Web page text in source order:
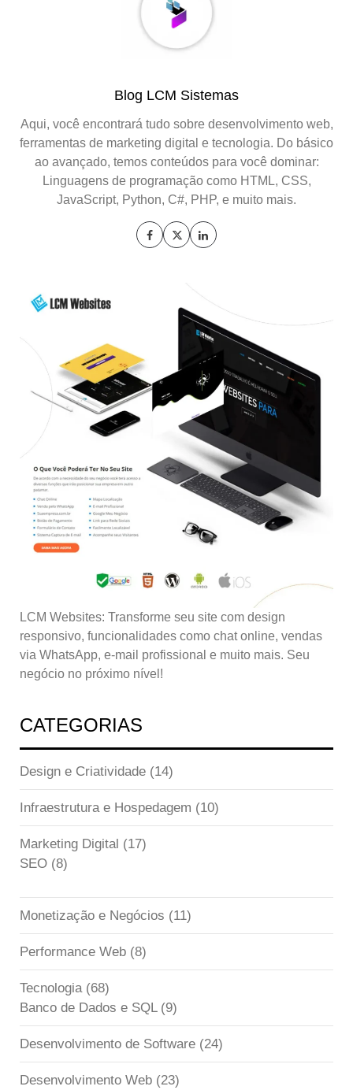
Blog LCM Sistemas
Aqui, você encontrará tudo sobre desenvolvimento web,
ferramentas de marketing digital e tecnologia. Do básico
ao avançado, temos conteúdos para você dominar:
Linguagens de programação como HTML, CSS,
JavaScript, Python, C#, PHP, e muito mais.
LCM Websites: Transforme seu site com design
responsivo, funcionalidades como chat online, vendas
via WhatsApp, e-mail profissional e muito mais. Seu
negócio no próximo nível!
CATEGORIAS
Design e Criatividade (14)
Infraestrutura e Hospedagem (10)
Marketing Digital (17)
SEO (8)
Monetização e Negócios (11)
Performance Web (8)
Tecnologia(68)
Banco de Dados e SQL(9)
Desenvolvimento de Software (24)
Desenvolvimento Web (23)